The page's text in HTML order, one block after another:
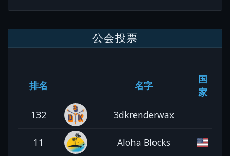
公会投票
排名 名字
国
家
132
3dkrenderwax
11 Aloha Blocks